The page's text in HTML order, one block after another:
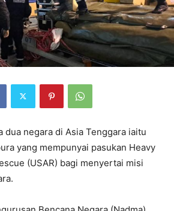
dua negara di Asia Tenggara iaitu
yang mempunyai pasukan Heavy
(USAR) bagi menyertai misi